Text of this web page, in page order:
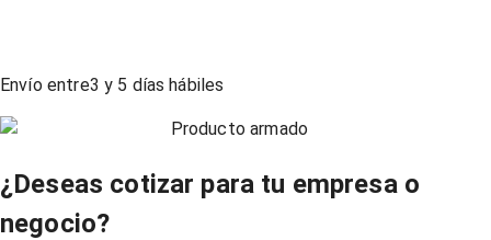
Envío entre3 y 5 días hábiles
Producto armado
¿Deseas cotizar para tu empresa o
negocio?